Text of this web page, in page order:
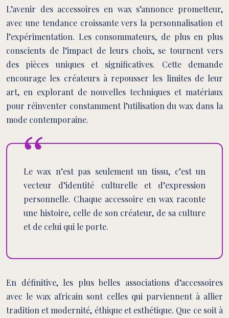
L’avenir des accessoires en wax s’annonce prometteur,
avec une tendance croissante vers la personnalisation et
l’expérimentation. Les consommateurs, de plus en plus
conscients de l’impact de leurs choix, se tournent vers
des pièces uniques et significatives. Cette demande
encourage les créateurs à repousser les limites de leur
art, en explorant de nouvelles techniques et matériaux
pour réinventer constamment l’utilisation du wax dans la
mode contemporaine.
Le wax n’est pas seulement un tissu, c’est un
vecteur d’identité culturelle et d’expression
personnelle. Chaque accessoire en wax raconte
une histoire, celle de son créateur, de sa culture
et de celui qui le porte.
En définitive, les plus belles associations d’accessoires
avec le wax africain sont celles qui parviennent à allier
tradition et modernité, éthique et esthétique. Que ce soit à